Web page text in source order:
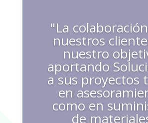
"La
nuestros
nuestro
aportando
a sus proyectos
en
como en
de